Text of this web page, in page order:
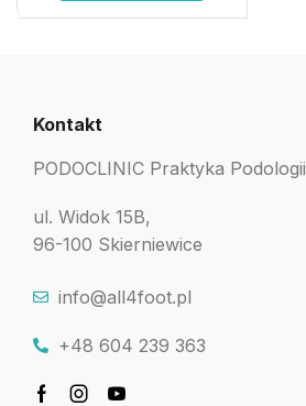
Kontakt
PODOCLINIC Praktyka Podologii
ul. Widok 15B,
96-100 Skierniewice
info@all4foot.pl
+48 604 239 363